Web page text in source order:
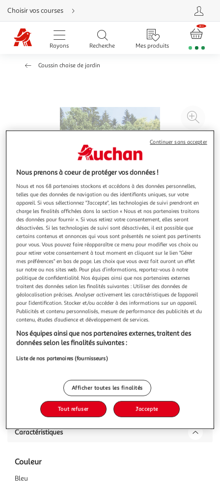
Aller
directement
au
contenu
Aller
directement
Aller
besoin
Choisir vos courses
Rayons Recherche Mes produits
Coussin chaise de jardin
à
Illustration
précédente
Illustration
suivante
VIDAXL
Coussins de chaise de jardin a dossier haut lot de 4
bleu tissu
Donnez a votre espace de vie exterieur un nouveau look
avec ces confortables coussins de chaise a dossier haut en
un instant ! Materiau durable : le polyester est un materiau
synthetique connu pour sa protection contre les UV et sa
resistance a la traction. Le polyester est resistant a l'eau, ce
qui
En savoir +
Vous voulez connaître le prix de ce produit ?
Afficher le prix
Description
Caractéristiques
Couleur
Bleu
Nous prenons à coeur de protéger vos données !
Nous et nos 68 partenaires stockons et accédons à des données personnelles,
telles que des données de navigation ou des identifiants uniques, sur votre
appareil. Si vous sélectionnez "J'accepte", les technologies de suivi prendront en
charge les finalités affichées dans la section « Nous et nos partenaires traitons
des données pour fournir ». Si vous retirez votre consentement, elles seront
désactivées. Si les technologies de suivi sont désactivées, il est possible que
certains contenus et annonces qui vous sont présentés ne soient pas pertinents
pour vous. Vous pouvez faire réapparaître ce menu pour modifier vos choix ou
pour retirer votre consentement à tout moment en cliquant sur le lien "Gérer
mes préférences" en bas de page. Les choix que vous avez fait auront un effet
sur notre ou nos sites web. Pour plus d’informations, reportez-vous à notre
politique de confidentialité. Nos équipes ainsi que nos partenaires externes
traitent des données selon les finalités suivantes : Utiliser des données de
géolocalisation précises. Analyser activement les caractéristiques de l’appareil
pour l’identification. Stocker et/ou accéder à des informations sur un appareil.
Publicités et contenu personnalisés, mesure de performance des publicités et du
contenu, études d’audience et développement de services.
Nos équipes ainsi que nos partenaires externes, traitent des
données selon les finalités suivantes :
Liste de nos partenaires (fournisseurs)
Afficher toutes les finalités
Tout refuser J'accepte
Continuer sans accepter